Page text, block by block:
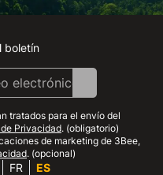
boletín
tratados para el envío del
Privacidad. (obligatorio)
de marketing de 3Bee,
. (opcional)
FR ES